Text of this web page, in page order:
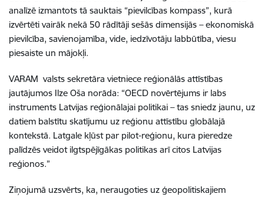
analīzē izmantots tā sauktais “pievilcības kompass”, kurā
izvērtēti vairāk nekā 50 rādītāji sešās dimensijās – ekonomiskā
pievilcība, savienojamība, vide, iedzīvotāju labbūtība, viesu
piesaiste un mājokļi.
VARAM valsts sekretāra vietniece reģionālās attīstības
jautājumos Ilze Oša norāda: “OECD novērtējums ir labs
instruments Latvijas reģionālajai politikai – tas sniedz jaunu, uz
datiem balstītu skatījumu uz reģionu attīstību globālajā
kontekstā. Latgale kļūst par pilot-reģionu, kura pieredze
palīdzēs veidot ilgtspējīgākas politikas arī citos Latvijas
reģionos.”
Ziņojumā uzsvērts, ka, neraugoties uz ģeopolitiskajiem